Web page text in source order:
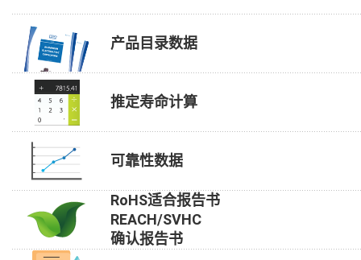
产品目录数据
推定寿命计算
可靠性数据
RoHS适合报告书
REACH/SVHC
确认报告书